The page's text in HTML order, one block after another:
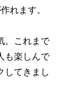
れます。
。これまで
も楽しんで
してきまし